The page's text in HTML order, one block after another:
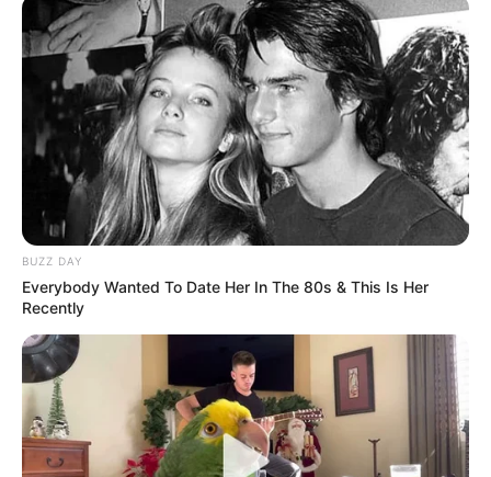
BUZZ DAY
Everybody Wanted To Date Her In The 80s & This Is Her
Recently